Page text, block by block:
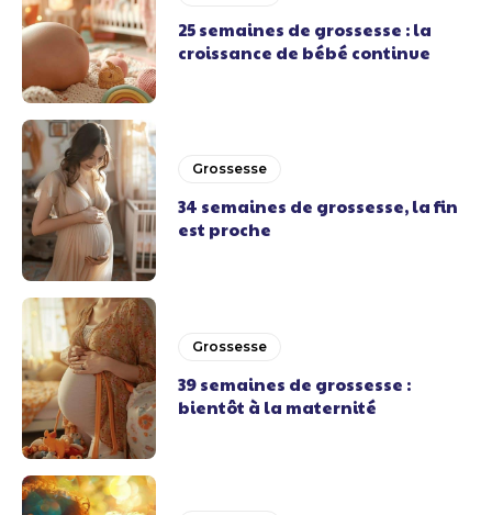
25 semaines de grossesse : la
croissance de bébé continue
Grossesse
34 semaines de grossesse, la fin
est proche
Grossesse
39 semaines de grossesse :
bientôt à la maternité